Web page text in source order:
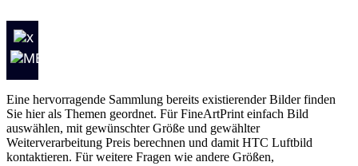
Eine hervorragende Sammlung bereits existierender Bilder finden
Sie hier als Themen geordnet. Für FineArtPrint einfach Bild
auswählen, mit gewünschter Größe und gewählter
Weiterverarbeitung Preis berechnen und damit HTC Luftbild
kontaktieren. Für weitere Fragen wie andere Größen,